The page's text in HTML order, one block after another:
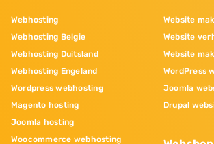
Webhosting
Webhosting Belgie
Webhosting Duitsland
Webhosting Engeland
Wordpress webhosting
Magento hosting
Joomla hosting
Woocommerce webhosting
Website
Website
Website
WordPress
Joomla
Drupal